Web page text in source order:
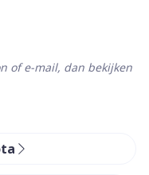
of e-mail, dan bekijken